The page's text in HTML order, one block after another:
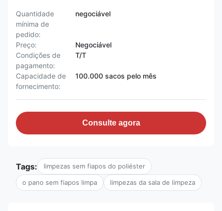
Quantidade
mínima de
pedido:
negociável
Preço:
Negociável
Condições de
pagamento:
T/T
Capacidade de
fornecimento:
100.000 sacos pelo mês
Consulte agora
Tags: limpezas sem fiapos do poliéster
o pano sem fiapos limpa limpezas da sala de limpeza